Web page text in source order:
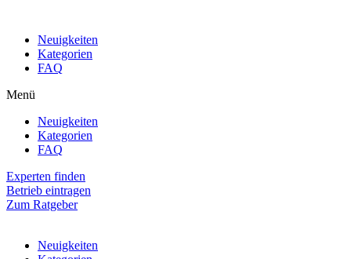
Neuigkeiten
Kategorien
FAQ
Menü
Neuigkeiten
Kategorien
FAQ
Experten finden
Betrieb eintragen
Zum Ratgeber
Neuigkeiten